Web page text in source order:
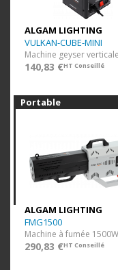
ALGAM LIGHTING
VULKAN-CUBE-MINI
140,83 €HT Conseillé
Portable
ALGAM LIGHTING
FMG1500
290,83 €HT Conseillé